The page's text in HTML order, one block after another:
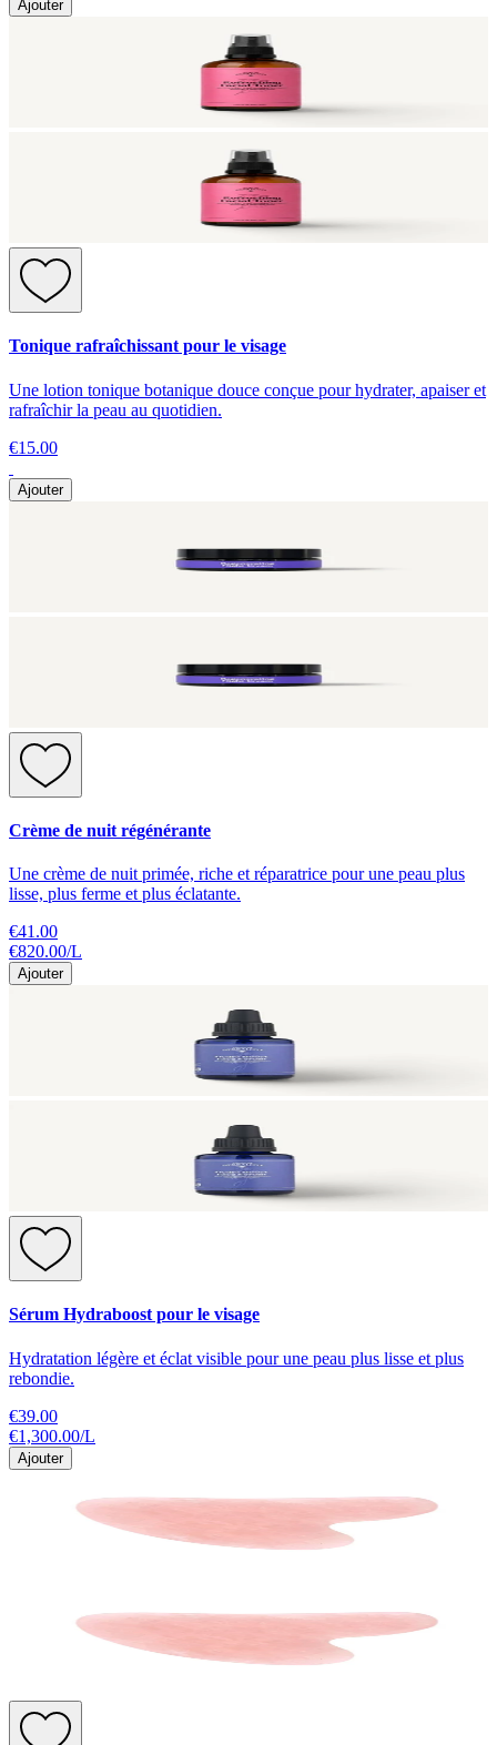
Ajouter
Tonique rafraîchissant pour le visage
Une lotion tonique botanique douce conçue pour hydrater, apaiser et
rafraîchir la peau au quotidien.
€15.00
Ajouter
Crème de nuit régénérante
Une crème de nuit primée, riche et réparatrice pour une peau plus
lisse, plus ferme et plus éclatante.
€41.00
€820.00/L
Ajouter
Sérum Hydraboost pour le visage
Hydratation légère et éclat visible pour une peau plus lisse et plus
rebondie.
€39.00
€1,300.00/L
Ajouter